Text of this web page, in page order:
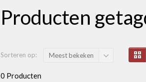
Producten
Sorteren op: Meest bekeken
0 Producten